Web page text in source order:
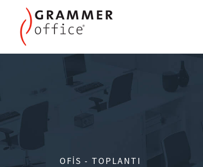
OFIS - TOPLANTI